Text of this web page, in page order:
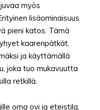
myös
lisäominaisuus
pieni katos. Tämä
kaarenpätkät,
ja käyttämällä
joka tuo mukavuutta
retkillä.
oma ovi ja eteistila,